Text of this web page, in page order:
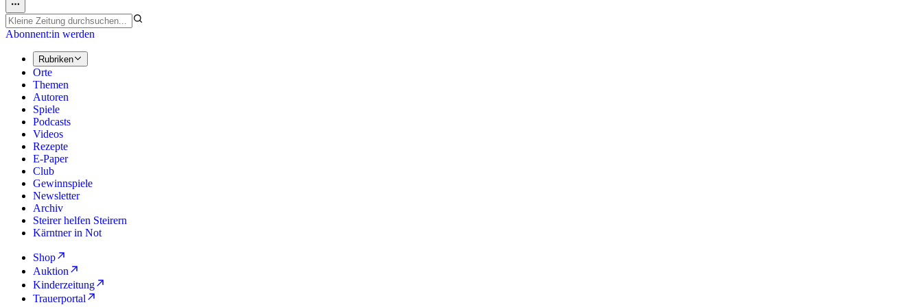
Abonnent:in werden
Rubriken
Orte
Themen
Autoren
Spiele
Podcasts
Videos
Rezepte
E-Paper
Club
Gewinnspiele
Newsletter
Archiv
Steirer helfen Steirern
Kärntner in Not
Shop
Auktion
Kinderzeitung
Trauerportal